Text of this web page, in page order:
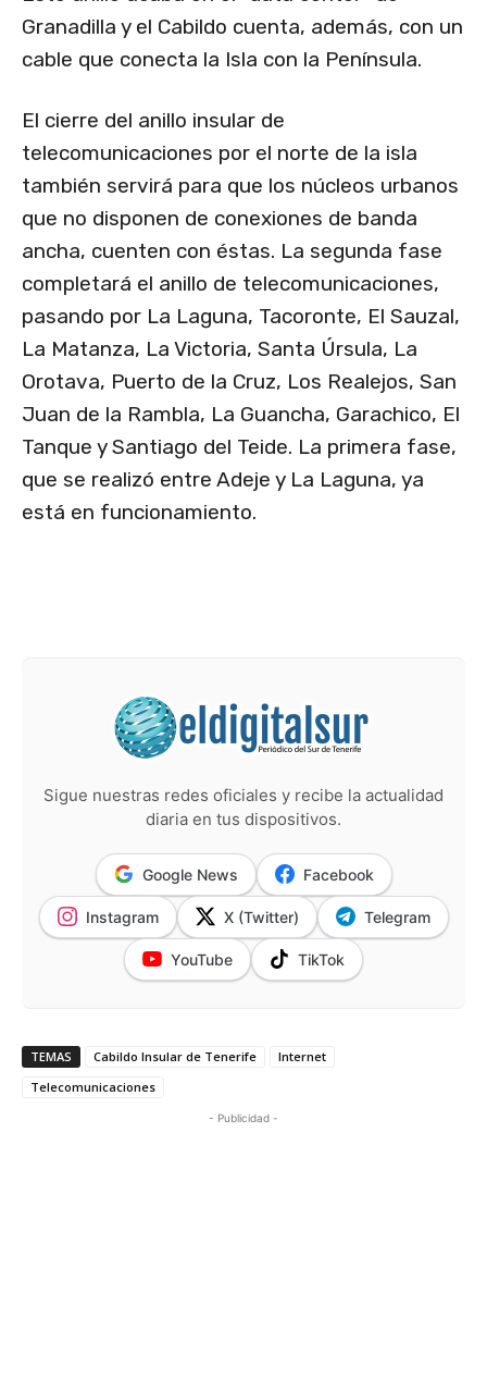
Granadilla y el Cabildo cuenta, además, con un
cable que conecta la Isla con la Península.
El cierre del anillo insular de
telecomunicaciones por el norte de la isla
también servirá para que los núcleos urbanos
que no disponen de conexiones de banda
ancha, cuenten con éstas. La segunda fase
completará el anillo de telecomunicaciones,
pasando por La Laguna, Tacoronte, El Sauzal,
La Matanza, La Victoria, Santa Úrsula, La
Orotava, Puerto de la Cruz, Los Realejos, San
Juan de la Rambla, La Guancha, Garachico, El
Tanque y Santiago del Teide. La primera fase,
que se realizó entre Adeje y La Laguna, ya
está en funcionamiento.
Sigue nuestras redes oficiales y recibe la actualidad
diaria en tus dispositivos.
Google News Facebook
Instagram X (Twitter) Telegram
YouTube TikTok
TEMAS Cabildo Insular de Tenerife
Internet
Telecomunicaciones
- Publicidad -